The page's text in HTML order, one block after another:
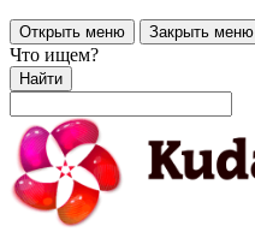
Открыть меню Закрыть меню
Что ищем?
Найти